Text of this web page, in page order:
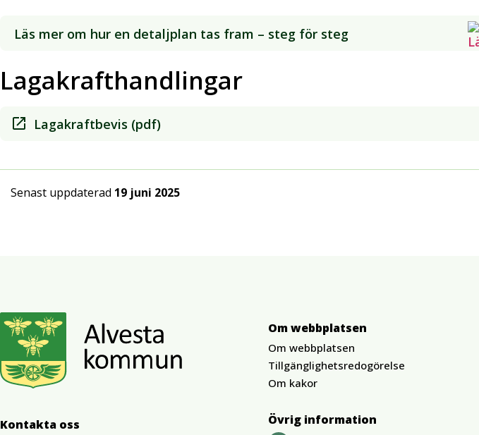
Läs mer om hur en detaljplan tas fram – steg för steg
Lagakrafthandlingar
Lagakraftbevis (pdf)
Senast uppdaterad 19 juni 2025
Kontakta oss
Om webbplatsen
Om webbplatsen
Tillgänglighetsredogörelse
Om kakor
Övrig information